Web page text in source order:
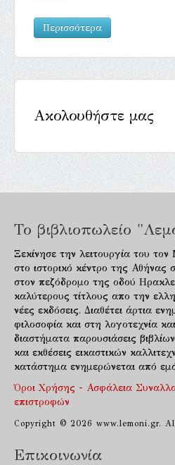
Περισσότερα
Ακολουθήστε μας
Το βιβλιοπωλείο
Ξεκίνησε την λειτουργία του τον
στο ιστορικό κέντρο της Αθήνας
στον πεζόδρομο της οδού
καλύτερους τίτλους απο την
νέες εκδόσεις. Διαθέτει άρτια
φιλοσοφία και στη λογοτεχνία
διαστήματα παρουσιάσεις
και εκθέσεις εικαστικών
κατάστημα ενημερώνεται από
Όροι Χρήσης - Ασφάλεια
επιστροφών
Copyright © 2026 www.lemoni.gr.
Επικοινωνία